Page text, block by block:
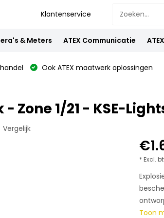
Klantenservice
& Meters ATEX Communicatie
Ook ATEX maatwerk oplossingen
Zone 1/21 - KSE-
Vergelijk
* Excl.
Toon